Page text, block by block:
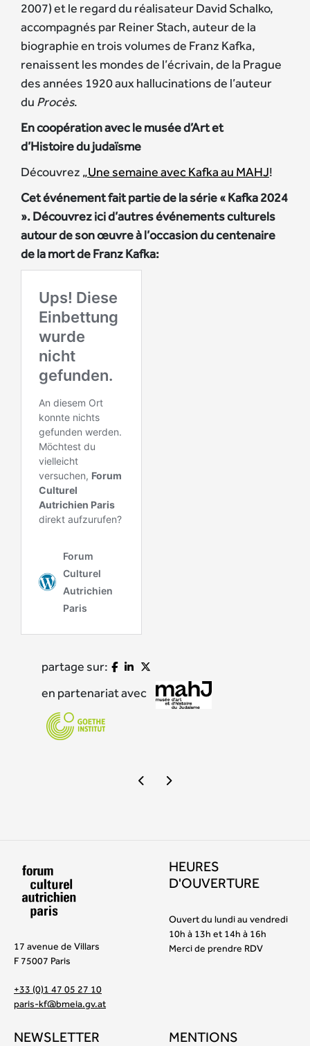
2007) et le regard du réalisateur David Schalko,
accompagnés par Reiner Stach, auteur de la
biographie en trois volumes de Franz Kafka,
renaissent les mondes de l’écrivain, de la Prague
des années 1920 aux hallucinations de l’auteur
du Procès.
En coopération avec le musée d’Art et
d’Histoire du judaïsme
Découvrez „Une semaine avec Kafka au MAHJ!
Cet événement fait partie de la série « Kafka 2024
». Découvrez ici d’autres événements culturels
autour de son œuvre à l’occasion du centenaire
de la mort de Franz Kafka:
partage sur:
en partenariat avec
17 avenue de Villars
F 75007 Paris
+33 (0)1 47 05 27 10
paris-kf@bmeia.gv.at
HEURES
D'OUVERTURE
Ouvert du lundi au vendredi
10h à 13h et 14h à 16h
Merci de prendre RDV
NEWSLETTER
MENTIONS